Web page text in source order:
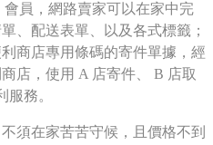
會員，網路賣家可以在家中完
、配送表單、以及各式標籤；
商店專用條碼的寄件單據，經
店，使用 A 店寄件、 B 店取
服務。
須在家苦苦守候，且價格不到